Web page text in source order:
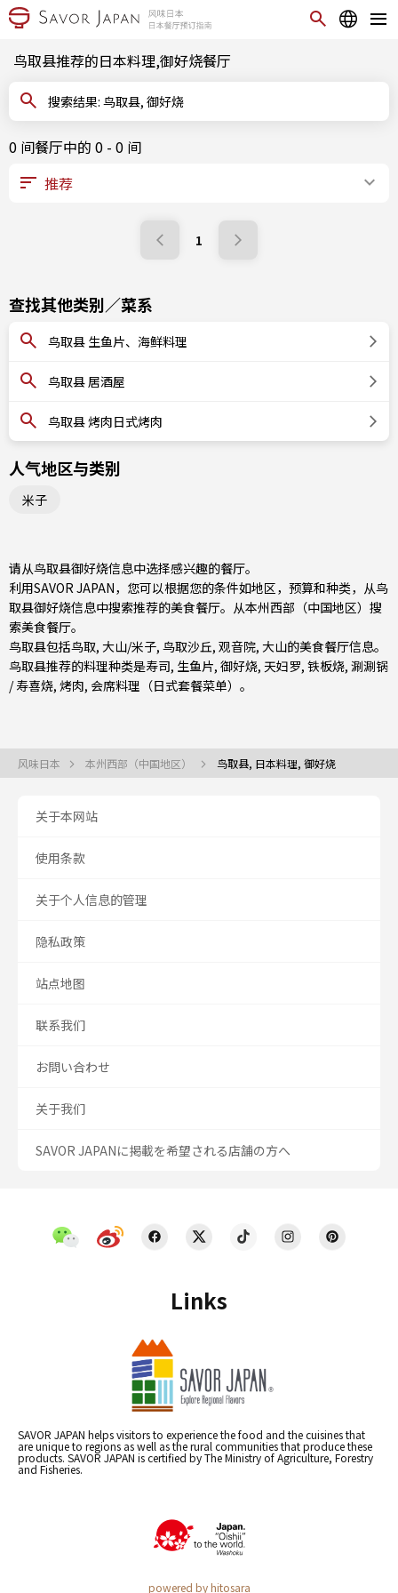
鸟取县推荐的日本料理,御好烧餐厅
搜索结果: 鸟取县, 御好烧
0 间餐厅中的 0 - 0 间
1
查找其他类别／菜系
鸟取县 生鱼片、海鲜料理
鸟取县 居酒屋
鸟取县 烤肉日式烤肉
人气地区与类别
米子
请从鸟取县御好烧信息中选择感兴趣的餐厅。
利用SAVOR JAPAN，您可以根据您的条件如地区，预算和种类，从鸟
取县御好烧信息中搜索推荐的美食餐厅。从本州西部（中国地区） 搜
索美食餐厅。
鸟取县包括鸟取, 大山/米子, 鸟取沙丘, 观音院, 大山的美食餐厅信息。
鸟取县推荐的料理种类是寿司, 生鱼片, 御好烧, 天妇罗, 铁板烧, 涮涮锅
/ 寿喜烧, 烤肉, 会席料理（日式套餐菜单） 。
风味日本 本州西部（中国地区） 鸟取县, 日本料理, 御好烧
Links
SAVOR JAPAN helps visitors to experience the food and the cuisines that
are unique to regions as well as the rural communities that produce these
products. SAVOR JAPAN is certified by The Ministry of Agriculture, Forestry
and Fisheries.
powered by hitosara
关于本网站
使用条款
关于个人信息的管理
隐私政策
站点地图
联系我们
お問い合わせ
关于我们
SAVOR JAPANに掲載を希望される店舗の方へ